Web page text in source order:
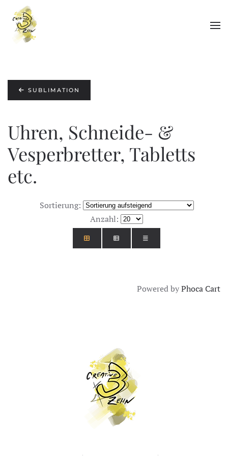
Zum Hauptinhalt springen
SUBLIMATION
Uhren, Schneide- &
Vesperbretter, Tabletts
etc.
Sortierung:
Anzahl:
Powered byPhoca Cart